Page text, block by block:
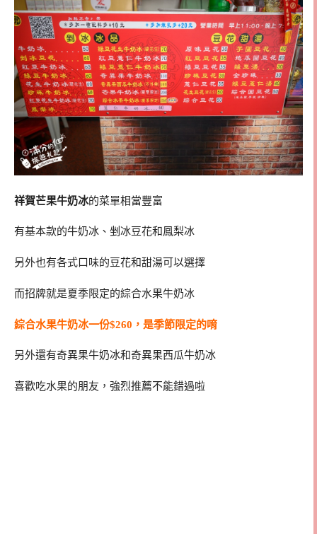
祥賀芒果牛奶冰的菜單相當豐富
有基本款的牛奶冰、剉冰豆花和鳳梨冰
另外也有各式口味的豆花和甜湯可以選擇
而招牌就是夏季限定的綜合水果牛奶冰
綜合水果牛奶冰一份$260，是季節限定的唷
另外還有奇異果牛奶冰和奇異果西瓜牛奶冰
喜歡吃水果的朋友，強烈推薦不能錯過啦